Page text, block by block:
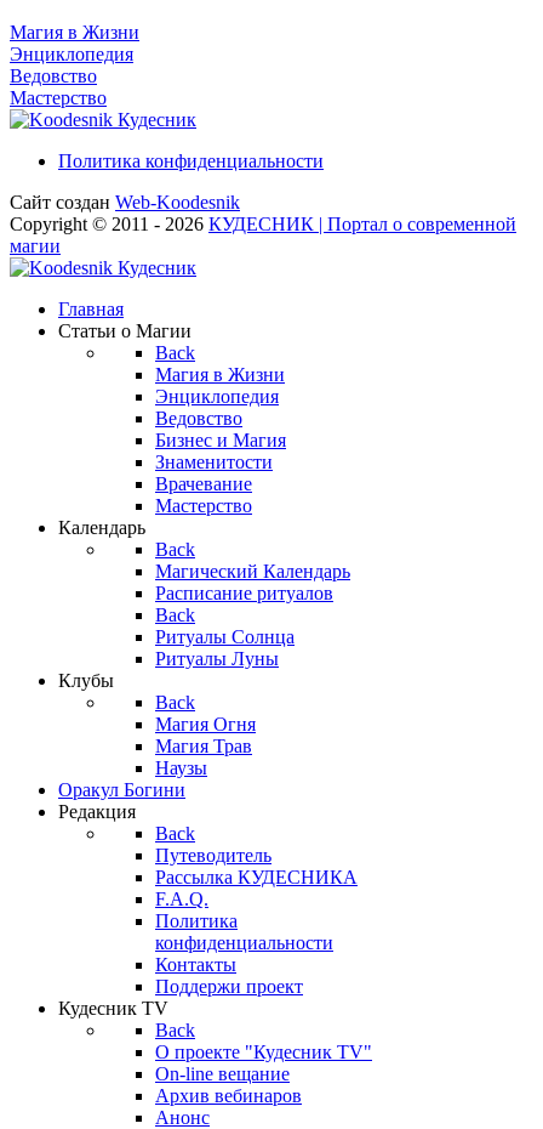
Магия в Жизни
Энциклопедия
Ведовство
Мастерство
Кудесник
Политика конфиденциальности
Сайт создан Web-Koodesnik
Copyright © 2011 - 2026 КУДЕСНИК | Портал о современной
магии
Кудесник
Главная
Статьи о Магии
Back
Магия в Жизни
Энциклопедия
Ведовство
Бизнес и Магия
Знаменитости
Врачевание
Мастерство
Календарь
Back
Магический Календарь
Расписание ритуалов
Back
Ритуалы Солнца
Ритуалы Луны
Клубы
Back
Магия Огня
Магия Трав
Наузы
Оракул Богини
Редакция
Back
Путеводитель
Рассылка КУДЕСНИКА
F.A.Q.
Политика
конфиденциальности
Контакты
Поддержи проект
Кудесник TV
Back
О проекте "Кудесник TV"
On-line вещание
Архив вебинаров
Анонс